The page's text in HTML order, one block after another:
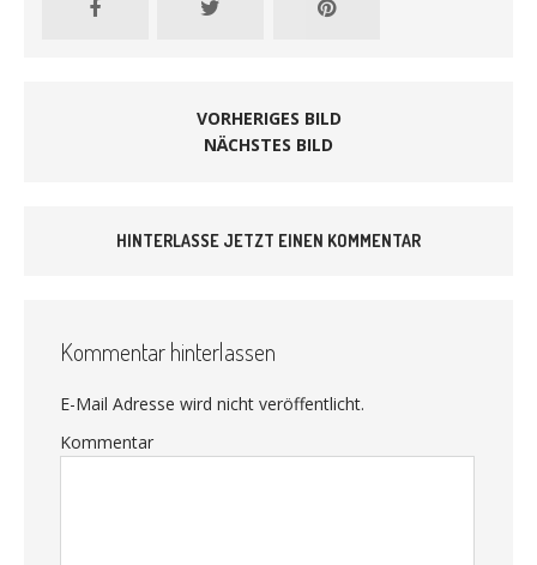
VORHERIGES BILD
NÄCHSTES BILD
HINTERLASSE JETZT EINEN KOMMENTAR
Kommentar hinterlassen
E-Mail Adresse wird nicht veröffentlicht.
Kommentar